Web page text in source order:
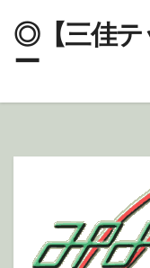
◎【三佳テ
ー